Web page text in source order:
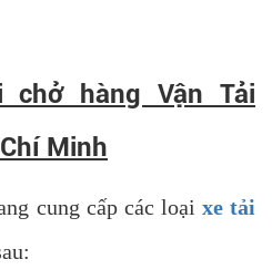
hàng Vận Tải
Minh
cung cấp các loại xe tải